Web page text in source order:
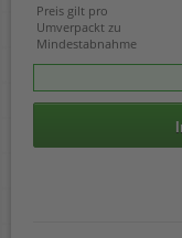
Preis gilt pro
Umverpackt zu
Mindestabnahme